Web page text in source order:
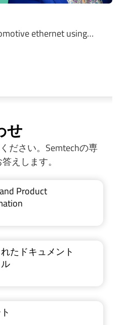
ethernet using…
せ
ださい。Semtechの専
えします。
Product
たドキュメント